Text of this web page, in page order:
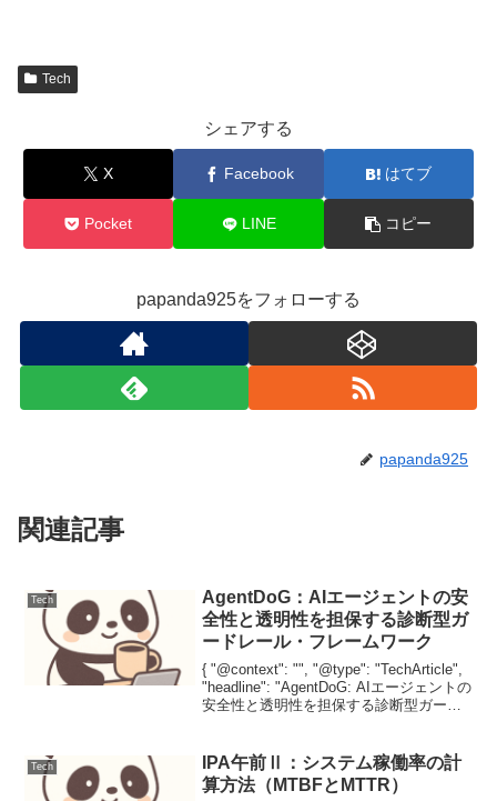
Tech
シェアする
X Facebook はてブ
Pocket LINE コピー
papanda925をフォローする
papanda925
関連記事
Tech
AgentDoG：AIエージェントの安
全性と透明性を担保する診断型ガ
ードレール・フレームワーク
{ "@context": "", "@type": "TechArticle",
"headline": "AgentDoG: AIエージェントの
安全性と透明性を担保する診断型ガード
Tech
IPA午前Ⅱ：システム稼働率の計
算方法（MTBFとMTTR）